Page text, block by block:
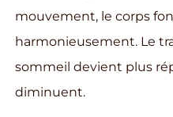
mouvement, le corps
harmonieusement. Le
sommeil devient plus
diminuent.